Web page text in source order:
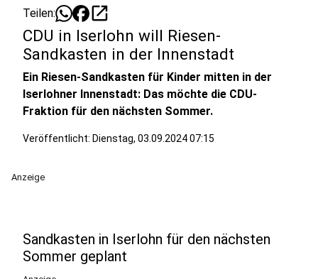
Teilen: open_in_new
CDU in Iserlohn will Riesen-
Sandkasten in der Innenstadt
Ein Riesen-Sandkasten für Kinder mitten in der
Iserlohner Innenstadt: Das möchte die CDU-
Fraktion für den nächsten Sommer.
Veröffentlicht: Dienstag, 03.09.2024 07:15
Anzeige
Sandkasten in Iserlohn für den nächsten
Sommer geplant